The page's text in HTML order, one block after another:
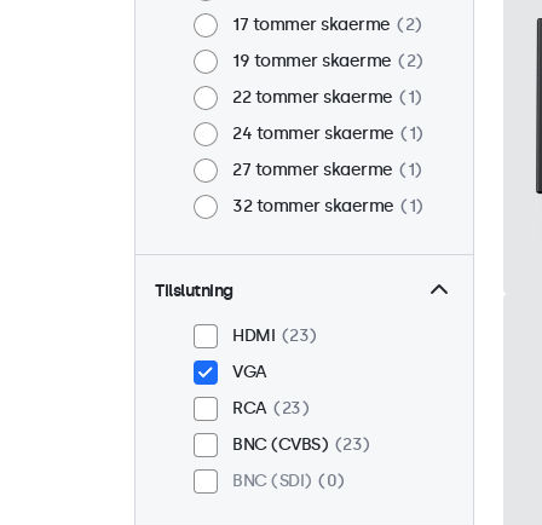
17 tommer skaerme
2
19 tommer skaerme
2
22 tommer skaerme
1
24 tommer skaerme
1
27 tommer skaerme
1
32 tommer skaerme
1
Tilslutning
HDMI
23
VGA
RCA
23
BNC (CVBS)
23
BNC (SDI)
0